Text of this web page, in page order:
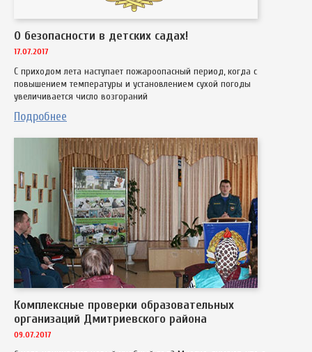
О безопасности в детских садах!
17.07.2017
С приходом лета наступает пожароопасный период, когда с
повышением температуры и установлением сухой погоды
увеличивается число возгораний
Подробнее
Комплексные проверки образовательных
организаций Дмитриевского района
09.07.2017